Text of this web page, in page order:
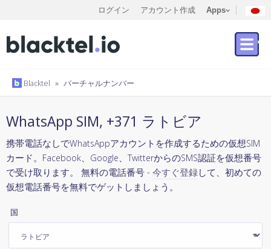
ログイン アカウント作成 Apps
Blacktel » バーチャルナンバー
WhatsApp SIM, +371 ラトビア
携帯電話なしでWhatsAppアカウントを作成するための仮想SIM
カード。Facebook、Google、TwitterからのSMS認証を仮想番号
で受け取ります。 無料の電話番号 - 今すぐ登録して、初めての
仮想電話番号を無料でゲットしましょう。
国